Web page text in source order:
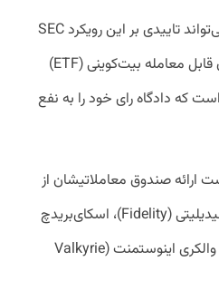
خروجی این پرونده از یک سو می‌تواند تاییدی بر این رویکرد SEC
باشد و یا راه را برای ارائه صندوق قابل معامله بیت‌کوینی (ETF)
که دادگاه رای خود را به نفع
ارائه صندوق معاملاتیشان از
سوی SEC رد شده می‌توان به فیدیلیتی (Fidelity)، اسکای‌بریدچ
کپیتال (SkyBridge Capital) و والکری اینوستمنت (Valkyrie